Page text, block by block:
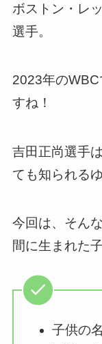
ボストン・レ
選手。
2023年の
すね！
吉田正尚選手
ても知られる
今回は、そん
間に生まれた
子供の